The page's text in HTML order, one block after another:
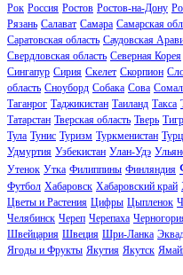
Рок Россия Ростов Ростов-на-Дону
Рязань Салават Самара Самарская
Саратовская область Саудовская
Свердловская область Северная Корея
Сингапур Сирия Скелет Скорпион
область Сноуборд Собака Сова
Таганрог Таджикистан Таиланд Такса
Татарстан Тверская область Тверь Тигр
Тула Тунис Туризм Туркменистан
Удмуртия Узбекистан Улан-Удэ
Утенок Утка Филиппины Финляндия
Футбол Хабаровск Хабаровский край
Цветы и Растения Цифры Цыпленок
Челябинск Череп Черепаха
Швейцария Швеция Шри-Ланка
Ягоды и Фрукты Якутия Якутск